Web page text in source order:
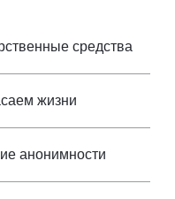
средства
жизни
анонимности